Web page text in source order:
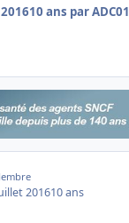
10 ans par ADC01
201610 ans